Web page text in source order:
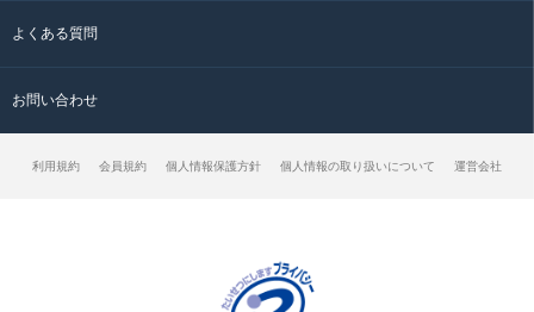
よくある質問
お問い合わせ
利用規約 会員規約 個人情報保護方針 個人情報の取り扱いについて 運営会社